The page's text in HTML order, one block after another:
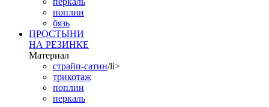
поплин
бязь
ПРОСТЫНИ
НА РЕЗИНКЕ
Материал
страйп-сатин/li>
трикотаж
поплин
перкаль